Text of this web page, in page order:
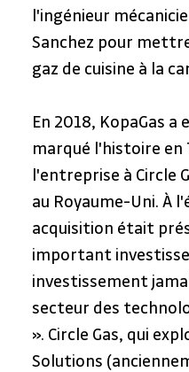
l'ingénieur
Sanchez pour
gaz de cuisine à la
En 2018, KopaGas
marqué l'histoire en
l'entreprise à Circle
au Royaume-Uni. À
acquisition était
important
investissement
secteur des
». Circle Gas, qui
Solutions